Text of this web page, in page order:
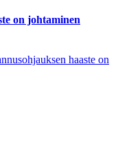
on johtaminen
haaste on